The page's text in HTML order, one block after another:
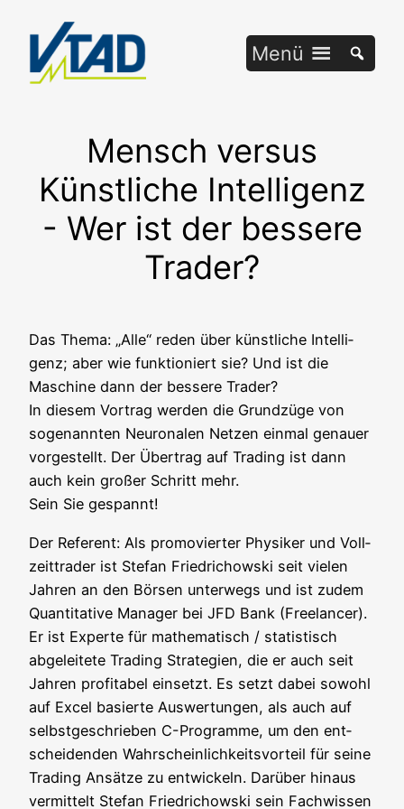
springen
Menü
Mensch versus
Künstliche Intelligenz
- Wer ist der bessere
Trader?
Das The­ma: „Alle“ reden über künst­li­che Intel­li­
genz; aber wie funk­tio­niert sie? Und ist die
Maschi­ne dann der bes­se­re Trader?
In die­sem Vor­trag wer­den die Grund­zü­ge von
soge­nann­ten Neu­ro­na­len Net­zen ein­mal genau­er
vor­ge­stellt. Der Über­trag auf Tra­ding ist dann
auch kein gro­ßer Schritt mehr.
Sein Sie gespannt!
Der Refe­rent: Als pro­mo­vier­ter Phy­si­ker und Voll­
zeit­t­rader ist Ste­fan Fried­richow­ski seit vie­len
Jah­ren an den Bör­sen unter­wegs und ist zudem
Quan­ti­ta­ti­ve Mana­ger bei JFD Bank (Free­lan­cer).
Er ist Exper­te für mathe­ma­tisch / sta­tis­tisch
abge­lei­te­te Tra­ding Stra­te­gien, die er auch seit
Jah­ren pro­fi­ta­bel ein­setzt. Es setzt dabei sowohl
auf Excel basier­te Aus­wer­tun­gen, als auch auf
selbst­ge­schrie­ben C-Pro­gram­me, um den ent­
schei­den­den Wahr­schein­lich­keits­vor­teil für sei­ne
Tra­ding Ansät­ze zu ent­wi­ckeln. Dar­über hin­aus
ver­mit­telt Ste­fan Fried­richow­ski sein Fach­wis­sen